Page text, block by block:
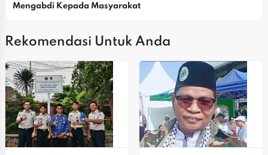
Mengabdi Kepada Masyarakat
Rekomendasi Untuk Anda